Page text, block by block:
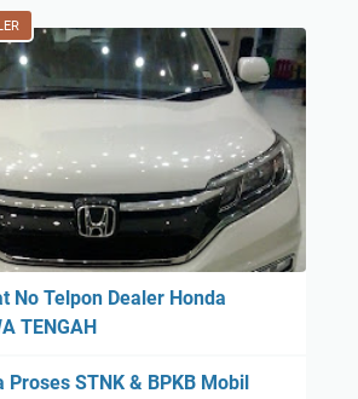
No Telpon Dealer Honda
TENGAH
Proses STNK & BPKB Mobil